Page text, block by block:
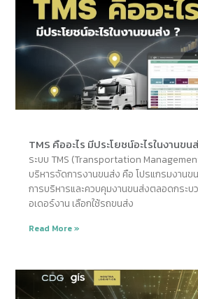
TMS คืออะไร มีประโยชน์อะไรในงานขน
ระบบ TMS (Transportation
บริหารจัดการงานขนส่ง คือ โปรแกรมงานข
การบริหารและควบคุมงานขนส่งตลอดกระ
อเดอร์งาน เลือกใช้รถขนส่ง
Read More »